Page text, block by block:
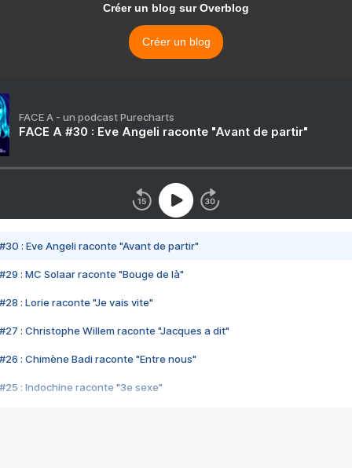
Créer un blog sur Overblog
Créer un blog
FACE A - un podcast Purecharts
FACE A #30 : Eve Angeli raconte "Avant de partir"
#30 : Eve Angeli raconte "Avant de partir"
#29 : MC Solaar raconte "Bouge de là"
#28 : Lorie raconte "Je vais vite"
#27 : Christophe Willem raconte "Jacques a dit"
#26 : Chimène Badi raconte "Entre nous"
#25 : Indochine raconte "3e sexe"